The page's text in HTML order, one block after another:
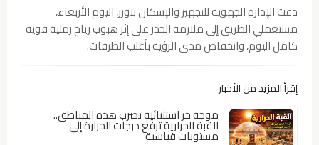
دعت الإدارة الجهوية للتجهيز والإسكان بتوزر، اليوم الأربعاء،
مستعملي الطريق إلى ملازمة الحذر على إثر هبوب رياح رملية قوية
كامل اليوم، وانخفاض مدى الرؤية بأغلب الطرقات.
إقرأ المزيد من الأخبار
موجة حر استثنائية تضرب هذه المناطق..
القبة الحرارية ترفع درجات الحرارة إلى
مستويات قياسية